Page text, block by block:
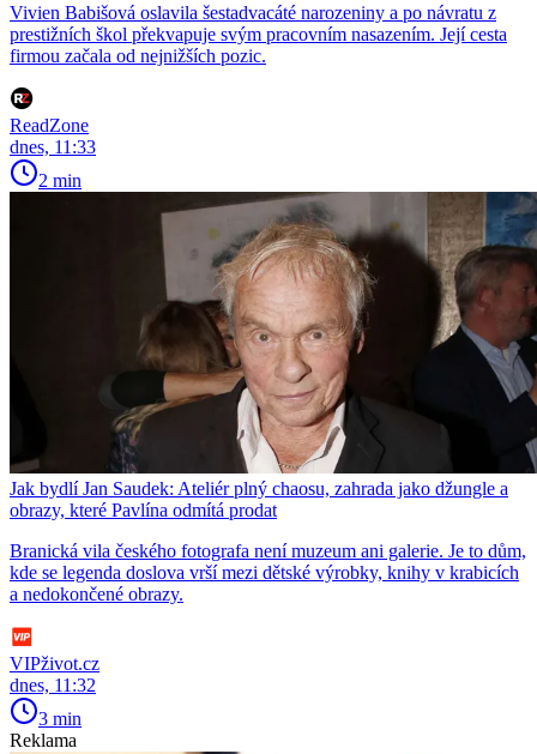
Vivien Babišová oslavila šestadvacáté narozeniny a po návratu z
prestižních škol překvapuje svým pracovním nasazením. Její cesta
firmou začala od nejnižších pozic.
ReadZone
dnes, 11:33
2 min
Jak bydlí Jan Saudek: Ateliér plný chaosu, zahrada jako džungle a
obrazy, které Pavlína odmítá prodat
Branická vila českého fotografa není muzeum ani galerie. Je to dům,
kde se legenda doslova vrší mezi dětské výrobky, knihy v krabicích
a nedokončené obrazy.
VIPživot.cz
dnes, 11:32
3 min
Reklama